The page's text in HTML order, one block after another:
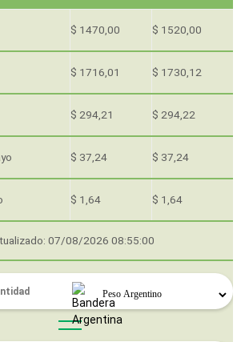
$ 1470,00 $ 1520,00
$ 1716,01 $ 1730,12
$ 294,21 $ 294,22
$ 37,24 $ 37,24
$ 1,64 $ 1,64
07/08/2026 08:55:00